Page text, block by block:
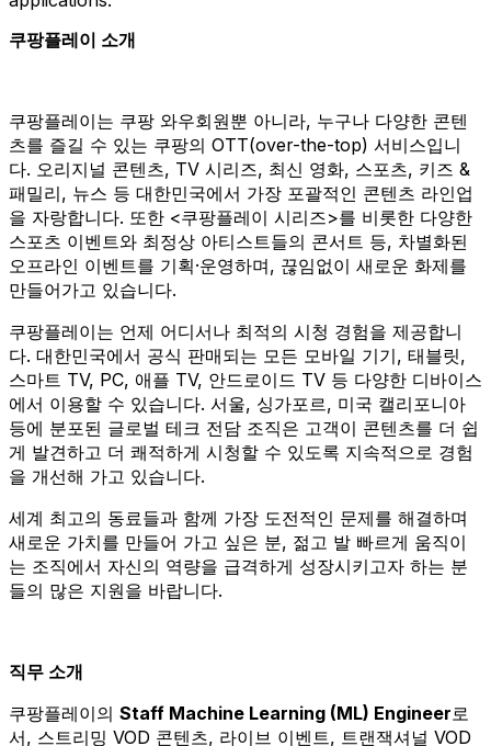
쿠팡플레이 소개
쿠팡플레이는 쿠팡 와우회원뿐 아니라, 누구나 다양한 콘텐
츠를 즐길 수 있는 쿠팡의 OTT(over-the-top) 서비스입니
다. 오리지널 콘텐츠, TV 시리즈, 최신 영화, 스포츠, 키즈 &
패밀리, 뉴스 등 대한민국에서 가장 포괄적인 콘텐츠 라인업
을 자랑합니다. 또한 <쿠팡플레이 시리즈>를 비롯한 다양한
스포츠 이벤트와 최정상 아티스트들의 콘서트 등, 차별화된
오프라인 이벤트를 기획·운영하며, 끊임없이 새로운 화제를
만들어가고 있습니다.
쿠팡플레이는 언제 어디서나 최적의 시청 경험을 제공합니
다. 대한민국에서 공식 판매되는 모든 모바일 기기, 태블릿,
스마트 TV, PC, 애플 TV, 안드로이드 TV 등 다양한 디바이스
에서 이용할 수 있습니다. 서울, 싱가포르, 미국 캘리포니아
등에 분포된 글로벌 테크 전담 조직은 고객이 콘텐츠를 더 쉽
게 발견하고 더 쾌적하게 시청할 수 있도록 지속적으로 경험
을 개선해 가고 있습니다.
세계 최고의 동료들과 함께 가장 도전적인 문제를 해결하며
새로운 가치를 만들어 가고 싶은 분, 젊고 발 빠르게 움직이
는 조직에서 자신의 역량을 급격하게 성장시키고자 하는 분
들의 많은 지원을 바랍니다.
직무 소개
쿠팡플레이의 Staff Machine Learning (ML) Engineer로
서, 스트리밍 VOD 콘텐츠, 라이브 이벤트, 트랜잭셔널 VOD